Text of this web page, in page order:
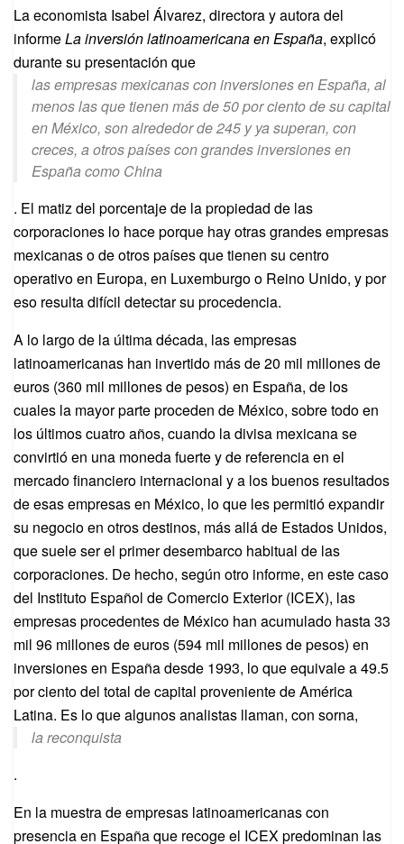
La economista Isabel Álvarez, directora y autora del
informeLa inversión latinoamericana en España, explicó
durante su presentación que
las empresas mexicanas con inversiones en España, al
menos las que tienen más de 50 por ciento de su capital
en México, son alrededor de 245 y ya superan, con
creces, a otros países con grandes inversiones en
España como China
. El matiz del porcentaje de la propiedad de las
corporaciones lo hace porque hay otras grandes empresas
mexicanas o de otros países que tienen su centro
operativo en Europa, en Luxemburgo o Reino Unido, y por
eso resulta difícil detectar su procedencia.
A lo largo de la última década, las empresas
latinoamericanas han invertido más de 20 mil millones de
euros (360 mil millones de pesos) en España, de los
cuales la mayor parte proceden de México, sobre todo en
los últimos cuatro años, cuando la divisa mexicana se
convirtió en una moneda fuerte y de referencia en el
mercado financiero internacional y a los buenos resultados
de esas empresas en México, lo que les permitió expandir
su negocio en otros destinos, más allá de Estados Unidos,
que suele ser el primer desembarco habitual de las
corporaciones. De hecho, según otro informe, en este caso
del Instituto Español de Comercio Exterior (ICEX), las
empresas procedentes de México han acumulado hasta 33
mil 96 millones de euros (594 mil millones de pesos) en
inversiones en España desde 1993, lo que equivale a 49.5
por ciento del total de capital proveniente de América
Latina. Es lo que algunos analistas llaman, con sorna,
la reconquista
.
En la muestra de empresas latinoamericanas con
presencia en España que recoge el ICEX predominan las